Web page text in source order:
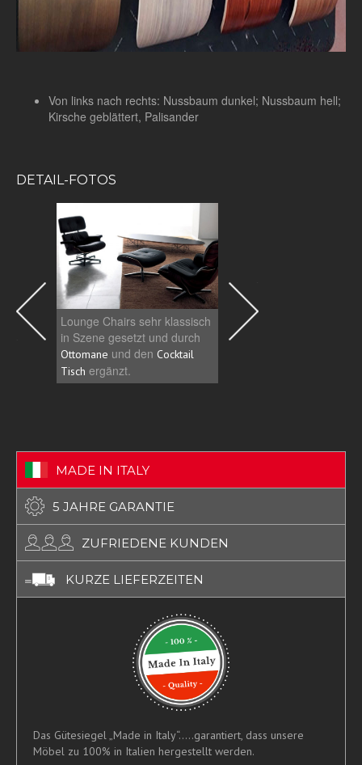
Von links nach rechts: Nussbaum dunkel; Nussbaum hell;
Kirsche geblättert, Palisander
DETAIL-FOTOS
Lounge Chairs sehr klassisch
in Szene gesetzt und durch
Ottomane und den Cocktail
Tisch ergänzt.
Ausführung mit der
MADE IN ITALY
5 JAHRE GARANTIE
ZUFRIEDENE KUNDEN
KURZE LIEFERZEITEN
Das Gütesiegel „Made in Italy“.....garantiert, dass unsere
Möbel zu 100% in Italien hergestellt werden.